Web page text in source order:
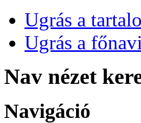
Ugrás a
Ugrás a
Nav nézet
Navigáció